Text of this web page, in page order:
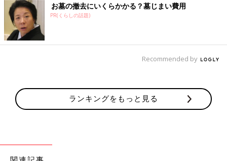
お墓の撤去にいくらかかる？墓じまい費用
PR(くらしの話題)
Recommended by
ランキングをもっと見る